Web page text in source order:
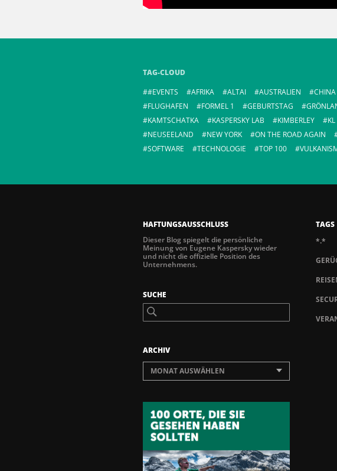
TAG-CLOUD
#EVENTS
AFRIKA ALTAI AUSTRALIEN CHINA
FLUGHAFEN
FORMEL 1 GEBURTSTAG
KAMTSCHATKA
KASPERSKY LAB KIMBERLEY
NEUSEELAND
NEW YORK ON THE ROAD AGAIN
SOFTWARE
TECHNOLOGIE TOP 100
HAFTUNGSAUSSCHLUSS
Dieser Blog spiegelt die persönliche
Meinung von Eugene Kaspersky wieder
und nicht die offizielle Position des
Unternehmens.
SUCHE
ARCHIV
MONAT AUSWÄHLEN
TAGS
*.*